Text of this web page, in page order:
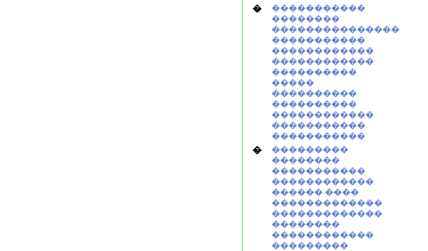
�
�����������
��������
���������������
�����������
������������
������������
����������
�����
����������
����������
������������
�����������
�����������
�
���������
��������
�����������
������������
������ ����
�������������
�������������
��������
������������
���������